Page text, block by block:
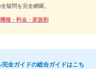
疑問を完全網羅。
種・料金・家族割
全ガイドの総合ガイドはこち